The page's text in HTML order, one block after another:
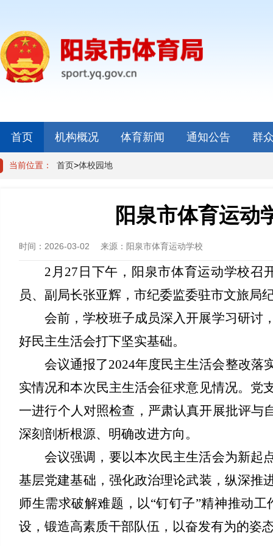
首页 机构概况 体育新闻 通知公告 群
当前位置： 首页>体校园地
阳泉市体育运动
时间： 2026-03-02 来源： 阳泉市体育运动学校
2月27日下午，阳泉市体育运动学校召
员、副局长张亚辉，市纪委监委驻市文旅局
会前，学校班子成员深入开展学习研讨
好民主生活会打下坚实基础。
会议通报了2024年度民主生活会整改落
实情况和本次民主生活会征求意见情况。党
一进行个人对照检查，严肃认真开展批评与
深刻剖析根源、明确改进方向。
会议强调，要以本次民主生活会为新起
基层党建基础，强化政治理论武装，纵深推
师生需求破解难题，以“钉钉子”精神推动
设，锻造高素质干部队伍，以奋发有为的姿